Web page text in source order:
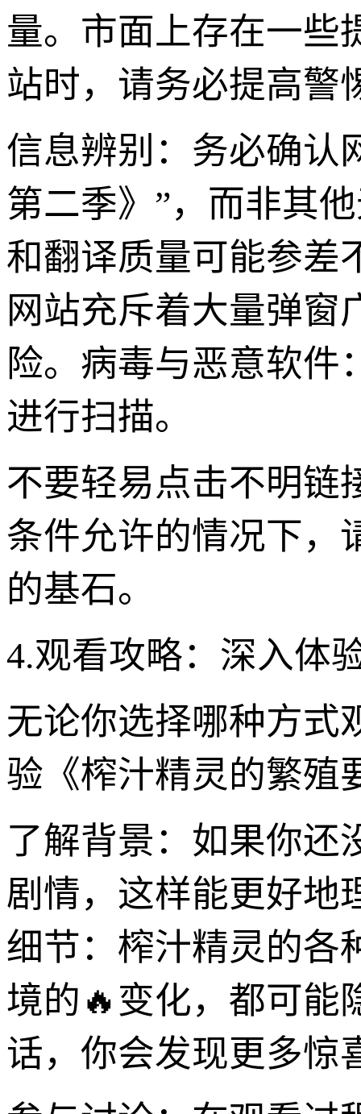
量。市面上存在一些
站时，请务必提高警
信息辨别：务必确认
第二季》”，而非其
和翻译质量可能参差
网站充斥着大量弹窗
险。病毒与恶意软件
进行扫描。
不要轻易点击不明链
条件允许的情况下，
的基石。
4.观看攻略：深入体
无论你选择哪种方式
验《榨汁精灵的繁殖
了解背景：如果你还
剧情，这样能更好地
细节：榨汁精灵的各
境的🔥变化，都可能
话，你会发现更多惊